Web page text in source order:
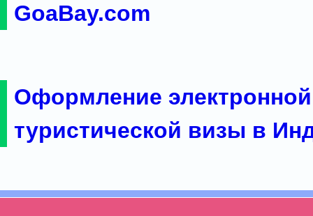
GoaBay.com
Оформление электронной
туристической визы в